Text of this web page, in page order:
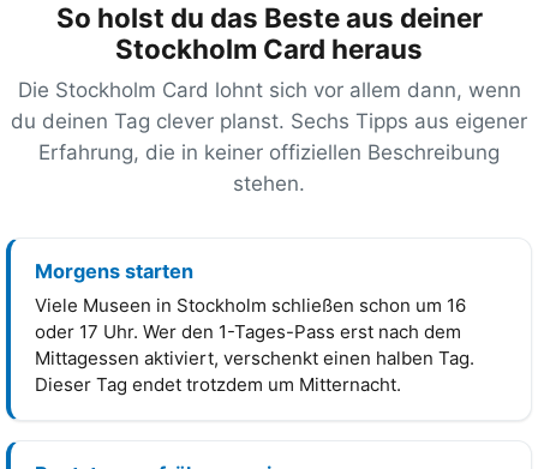
So holst du das Beste aus deiner
Stockholm Card heraus
Die Stockholm Card lohnt sich vor allem dann, wenn
du deinen Tag clever planst. Sechs Tipps aus eigener
Erfahrung, die in keiner offiziellen Beschreibung
stehen.
Morgens starten
Viele Museen in Stockholm schließen schon um 16
oder 17 Uhr. Wer den 1-Tages-Pass erst nach dem
Mittagessen aktiviert, verschenkt einen halben Tag.
Dieser Tag endet trotzdem um Mitternacht.